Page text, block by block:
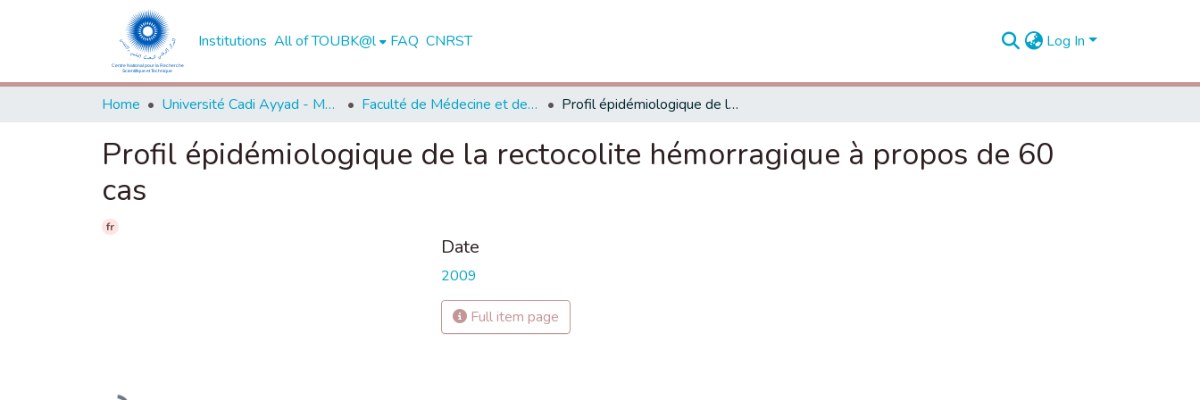
Institutions All of TOUBK@l FAQ CNRST Log In
Home Université Cadi Ayyad - Marrakech Faculté de Médecine et de Pharmacie - Marrakech Profil épidémiologique de la rectocolite hémorragique à propos de 60 cas
Profil épidémiologique de la rectocolite hémorragique à propos de 60
cas
fr
Date
2009
Full item page